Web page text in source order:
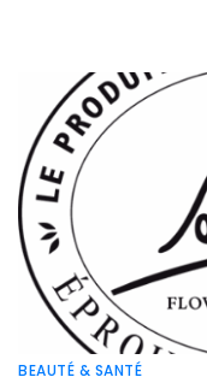
BEAUTÉ & SANTÉ